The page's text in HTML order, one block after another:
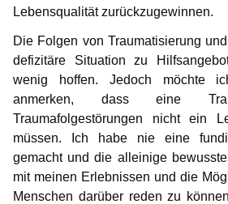
Lebensqualität zurückzugewinnen.
Die Folgen von Traumatisierung
defizitäre Situation zu
wenig hoffen. Jedoch möchte
anmerken, dass eine
Traumafolgestörungen nicht ein
müssen. Ich habe nie eine
gemacht und die alleinige
mit meinen Erlebnissen und die
Menschen darüber reden zu